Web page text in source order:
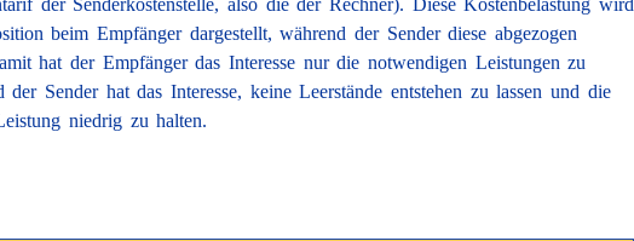
der Senderkostenstelle, also die der Rechner). Diese Kostenbelastung wird
beim Empfänger dargestellt, während der Sender diese abgezogen
hat der Empfänger das Interesse nur die notwendigen Leistungen zu
der Sender hat das Interesse, keine Leerstände entstehen zu lassen und die
niedrig zu halten.